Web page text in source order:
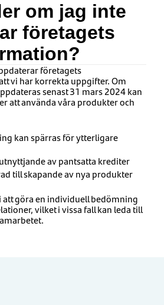
om jag inte
företagets
företagets
vi har korrekta uppgifter. Om
senast 31 mars 2024kan
att använda våra produkter och
kan spärras för ytterligare
av pantsatta krediter
till skapande av nya produkter
göra en individuell bedömning
vilket i vissa fall kan leda till